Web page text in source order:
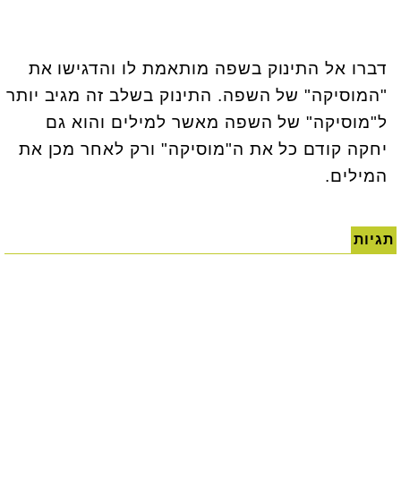
דברו אל התינוק בשפה מותאמת לו והדגישו את
"המוסיקה" של השפה. התינוק בשלב זה מגיב יותר
ל"מוסיקה" של השפה מאשר למילים והוא גם
יחקה קודם כל את ה"מוסיקה" ורק לאחר מכן את
המילים.
תגיות